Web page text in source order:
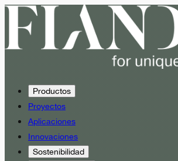
Productos
Proyectos
Aplicaciones
Innovaciones
Sostenibilidad